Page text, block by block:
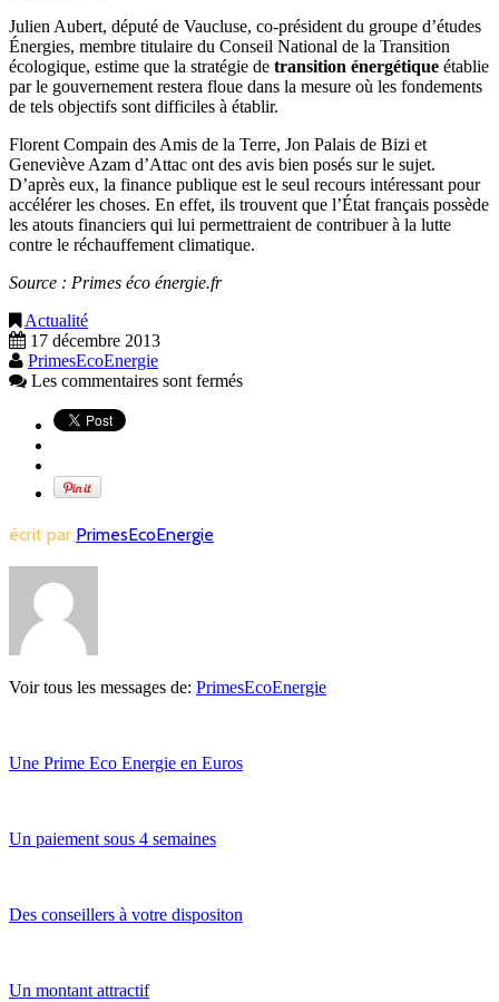
Julien Aubert, député de Vaucluse, co-président du groupe d’études
Énergies, membre titulaire du Conseil National de la Transition
écologique, estime que la stratégie de transition énergétique établie
par le gouvernement restera floue dans la mesure où les fondements
de tels objectifs sont difficiles à établir.
Florent Compain des Amis de la Terre, Jon Palais de Bizi et
Geneviève Azam d’Attac ont des avis bien posés sur le sujet.
D’après eux, la finance publique est le seul recours intéressant pour
accélérer les choses. En effet, ils trouvent que l’État français possède
les atouts financiers qui lui permettraient de contribuer à la lutte
contre le réchauffement climatique.
Source : Primes éco énergie.fr
Actualité
17 décembre 2013
PrimesEcoEnergie
Les commentaires sont fermés
écrit par PrimesEcoEnergie
Voir tous les messages de: PrimesEcoEnergie
Une Prime Eco Energie en Euros
Un paiement sous 4 semaines
Des conseillers à votre dispositon
Un montant attractif